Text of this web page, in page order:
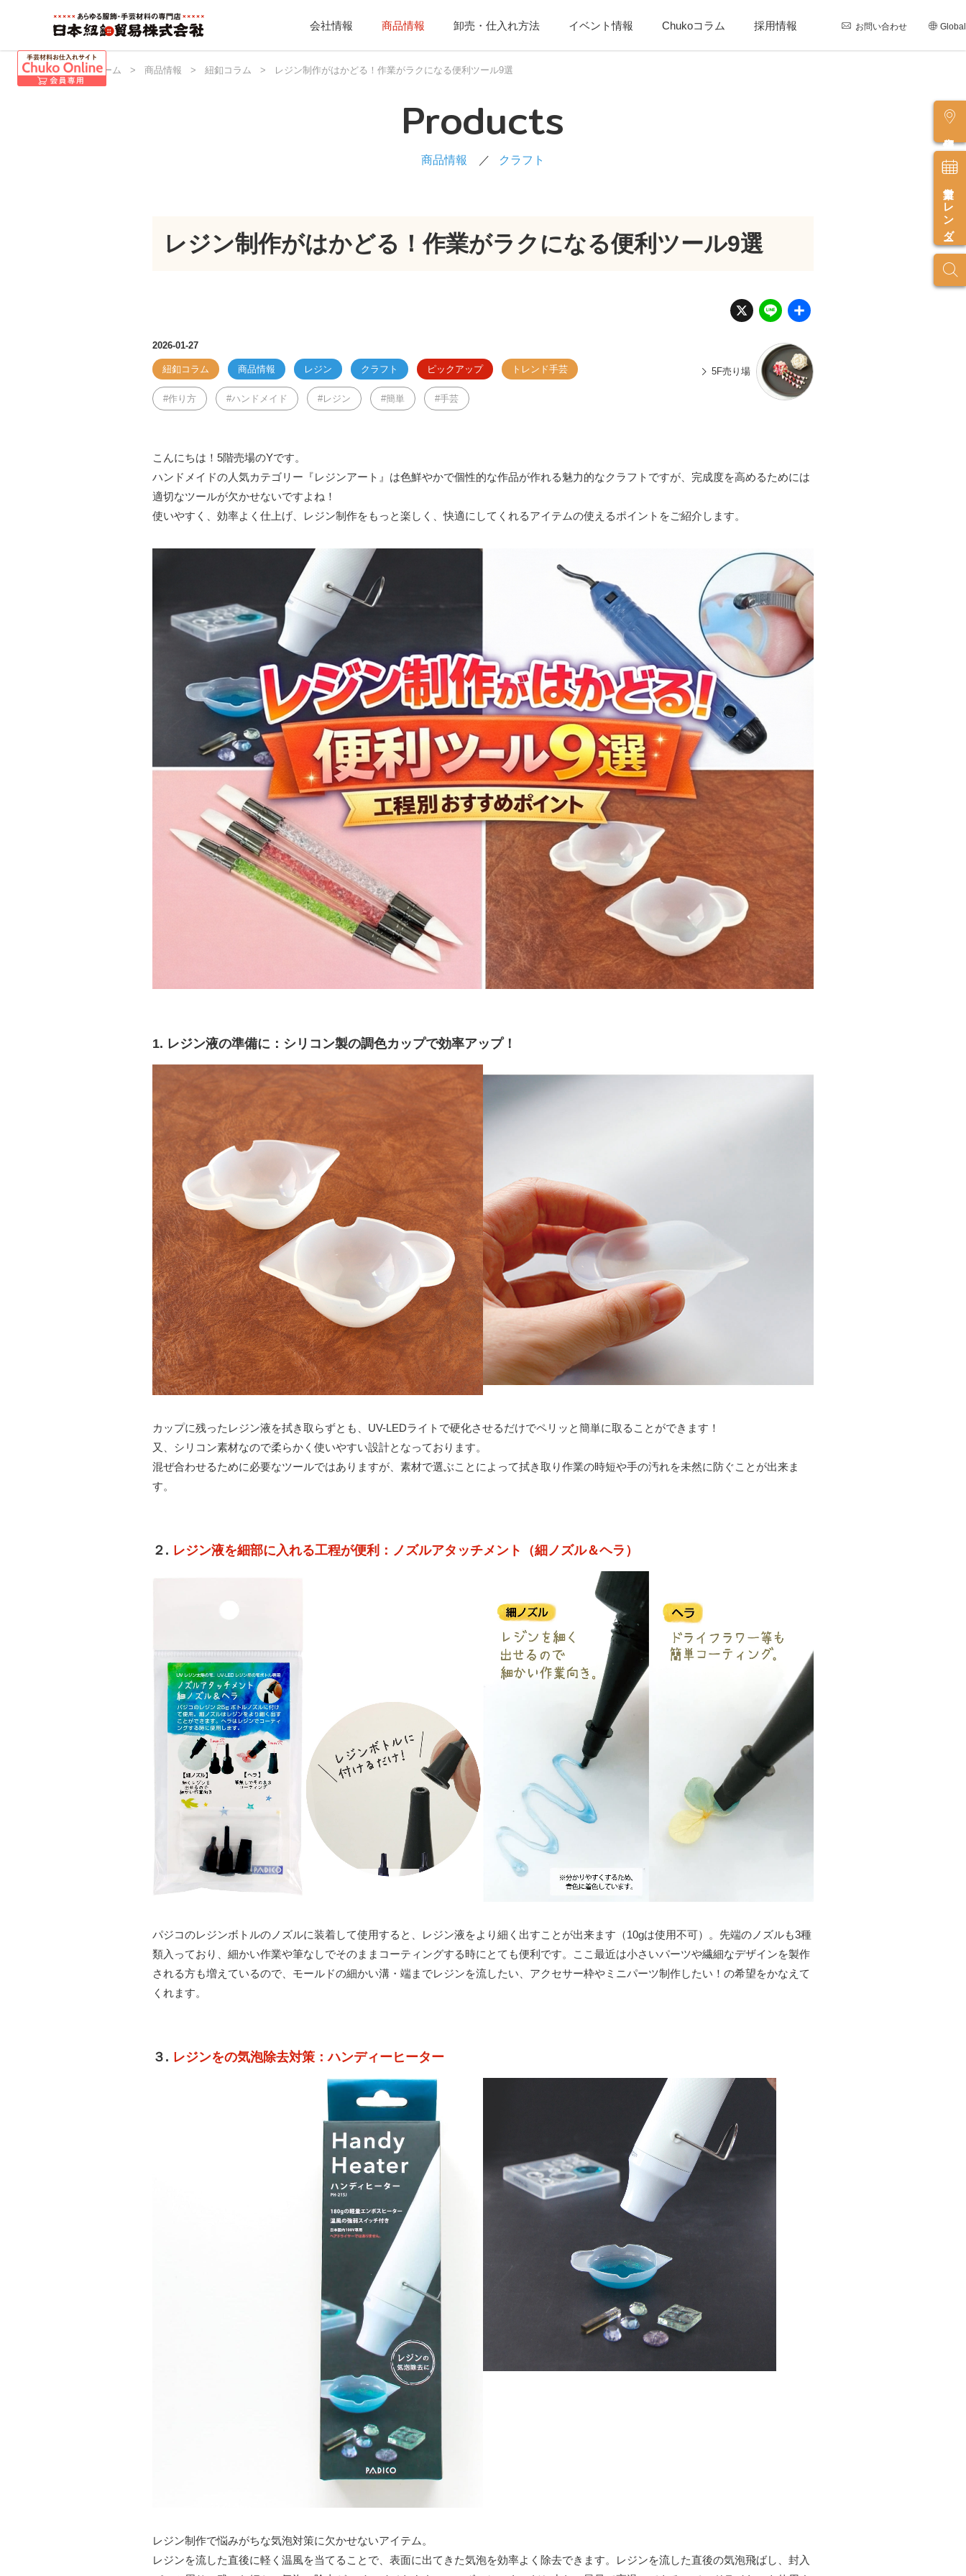
会社情報 商品情報 卸売・仕入れ方法 イベント情報 Chukoコラム 採用情報 お問い合わせ Global
営業カレンダー
日本紐釦 ホーム > 商品情報 > 紐釦コラム > レジン制作がはかどる！作業がラクになる便利ツール9選
Products
商品情報 クラフト
レジン制作がはかどる！作業がラクになる便利ツール9選
X Li
n
e
2026-01-27
紐釦コラム 商品情報 レジン クラフト ピックアップ トレンド手芸
作り方 ハンドメイド レジン 簡単 手芸
5F売り場
こんにちは！5階売場のYです。
ハンドメイドの人気カテゴリー『レジンアート』は色鮮やかで個性的な作品が作れる魅力的なクラフトですが、完成度を高めるためには
適切なツールが欠かせないですよね！
使いやすく、効率よく仕上げ、レジン制作をもっと楽しく、快適にしてくれるアイテムの使えるポイントをご紹介します。
1. レジン液の準備に：シリコン製の調色カップで効率アップ！
カップに残ったレジン液を拭き取らずとも、UV-LEDライトで硬化させるだけでペリッと簡単に取ることができます！
又、シリコン素材なので柔らかく使いやすい設計となっております。
混ぜ合わせるために必要なツールではありますが、素材で選ぶことによって拭き取り作業の時短や手の汚れを未然に防ぐことが出来ま
す。
２. レジン液を細部に入れる工程が便利：ノズルアタッチメント（細ノズル＆ヘラ）
パジコのレジンボトルのノズルに装着して使用すると、レジン液をより細く出すことが出来ます（10gは使用不可）。先端のノズルも3種
類入っており、細かい作業や筆なしでそのままコーティングする時にとても便利です。ここ最近は小さいパーツや繊細なデザインを製作
される方も増えているので、モールドの細かい溝・端までレジンを流したい、アクセサー枠やミニパーツ制作したい！の希望をかなえて
くれます。
３. レジンをの気泡除去対策：ハンディーヒーター
レジン制作で悩みがちな気泡対策に欠かせないアイテム。
レジンを流した直後に軽く温風を当てることで、表面に出てきた気泡を効率よく除去できます。レジンを流した直後の気泡飛ばし、封入